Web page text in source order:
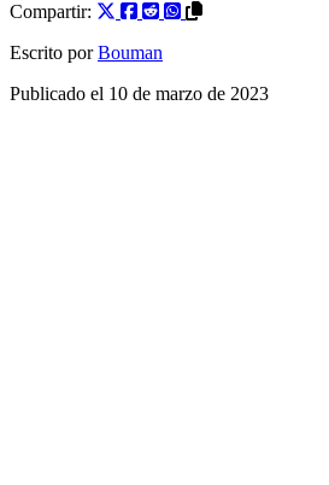
Compartir:
Escrito por Bouman
Publicado el 10 de marzo de 2023